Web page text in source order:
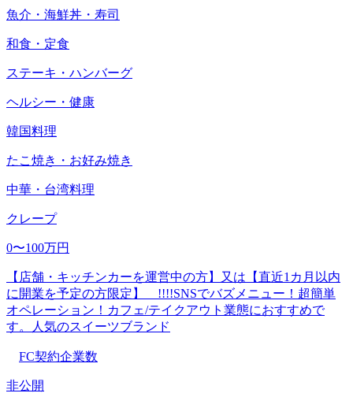
魚介・海鮮丼・寿司
和食・定食
ステーキ・ハンバーグ
ヘルシー・健康
韓国料理
たこ焼き・お好み焼き
中華・台湾料理
クレープ
0〜100万円
【店舗・キッチンカーを運営中の方】又は【直近1カ月以内
に開業を予定の方限定】 !!!!SNSでバズメニュー！超簡単
オペレーション！カフェ/テイクアウト業態におすすめで
す。人気のスイーツブランド
FC契約企業数
非公開